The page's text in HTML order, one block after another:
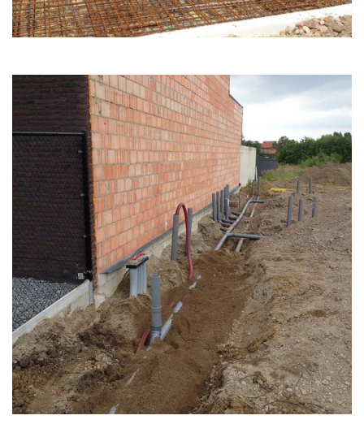
Home
Funderingswerken
Rioleringswerken
Graaf- en grondwerken
Aanleg parkings
Vacatures
Contact